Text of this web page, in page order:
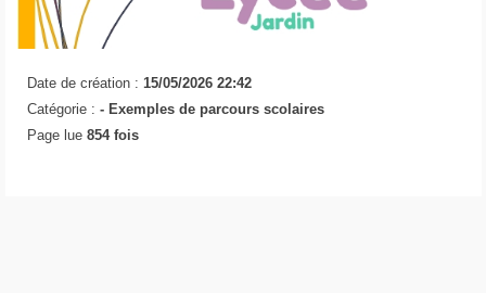
Date de création : 15/05/2026 22:42
Catégorie : - Exemples de parcours scolaires
Page lue 854 fois